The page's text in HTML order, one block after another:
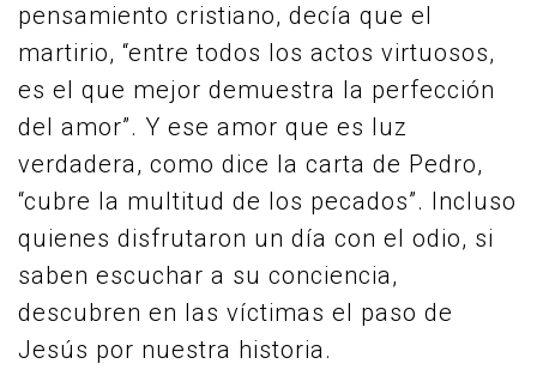
pensamiento cristiano, decía que el
martirio, “entre todos los actos virtuosos,
es el que mejor demuestra la perfección
del amor”. Y ese amor que es luz
verdadera, como dice la carta de Pedro,
“cubre la multitud de los pecados”. Incluso
quienes disfrutaron un día con el odio, si
saben escuchar a su conciencia,
descubren en las víctimas el paso de
Jesús por nuestra historia.